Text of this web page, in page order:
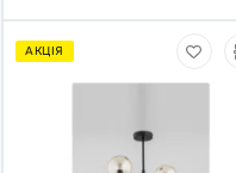
АКЦІЯ